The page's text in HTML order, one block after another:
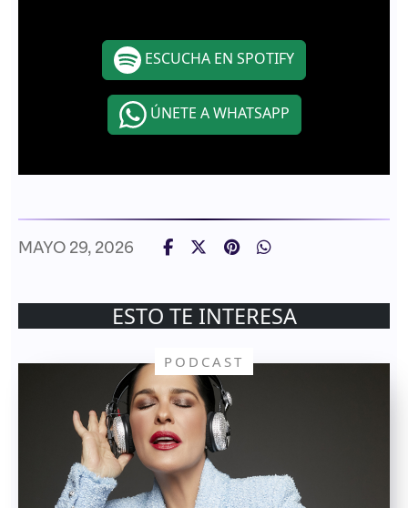
ESCUCHA EN SPOTIFY
ÚNETE A WHATSAPP
MAYO 29, 2026
ESTO TE INTERESA
PODCAST